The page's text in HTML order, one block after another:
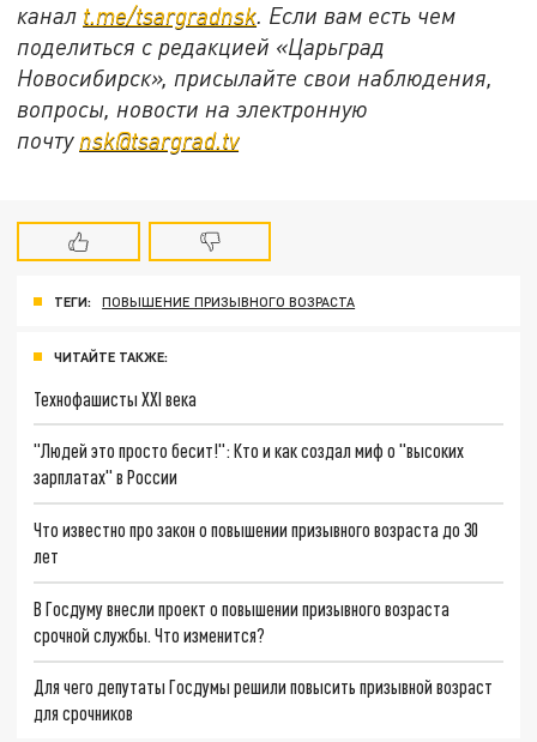
канал t.me/tsargradnsk. Если вам есть чем
поделиться с редакцией «Царьград
Новосибирск», присылайте свои наблюдения,
вопросы, новости на электронную
почту nsk@tsargrad.tv
ТЕГИ: ПОВЫШЕНИЕ ПРИЗЫВНОГО ВОЗРАСТА
ЧИТАЙТЕ ТАКЖЕ:
Технофашисты XXI века
"Людей это просто бесит!": Кто и как создал миф о "высоких
зарплатах" в России
Что известно про закон о повышении призывного возраста до 30
лет
В Госдуму внесли проект о повышении призывного возраста
срочной службы. Что изменится?
Для чего депутаты Госдумы решили повысить призывной возраст
для срочников